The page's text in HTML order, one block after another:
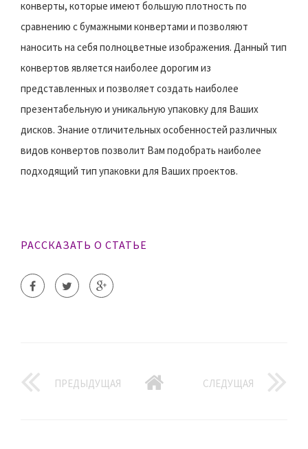
конверты, которые имеют большую плотность по
сравнению с бумажными конвертами и позволяют
наносить на себя полноцветные изображения. Данный тип
конвертов является наиболее дорогим из
представленных и позволяет создать наиболее
презентабельную и уникальную упаковку для Ваших
дисков. Знание отличительных особенностей различных
видов конвертов позволит Вам подобрать наиболее
подходящий тип упаковки для Ваших проектов.
РАССКАЗАТЬ О СТАТЬЕ
ПРЕДЫДУЩАЯ СЛЕДУЩАЯ